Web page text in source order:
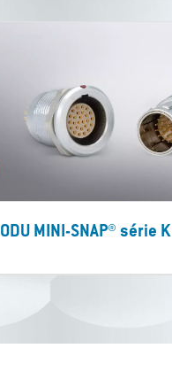
ODU MINI-SNAP® série K